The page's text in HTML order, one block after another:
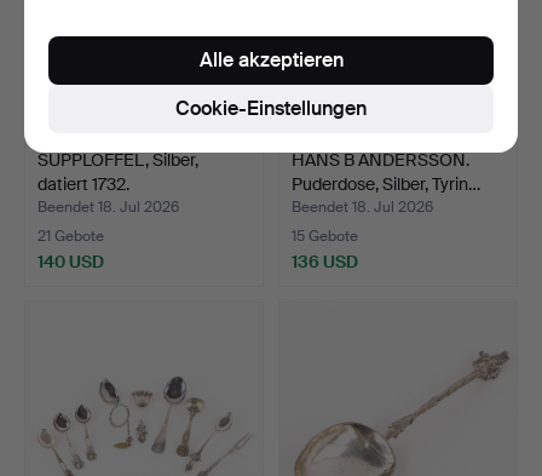
SUPPLÖFFEL, Silber,
datiert 1732.
Beendet 18. Jul 2026
21 Gebote
140 USD
HANS B ANDERSSON.
Puderdose, Silber, Tyrin…
Beendet 18. Jul 2026
15 Gebote
136 USD
Cookie-Einstellungen
Alle akzeptieren